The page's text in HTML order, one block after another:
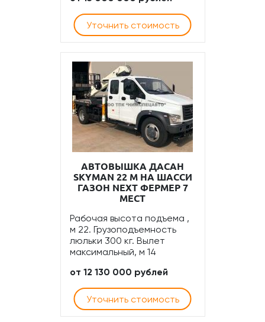
Уточнить стоимость
АВТОВЫШКА ДАСАН
SKYMAN 22 М НА ШАССИ
ГАЗОН NEXT ФЕРМЕР 7
МЕСТ
Рабочая высота подъема ,
м 22. Грузоподъемность
люльки 300 кг. Вылет
максимальный, м 14
от 12 130 000 рублей
Уточнить стоимость